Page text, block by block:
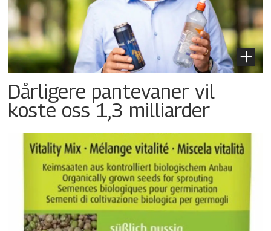
Dårligere pantevaner vil
koste oss 1,3 milliarder